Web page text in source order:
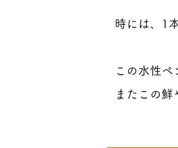
時には、1
この水性ペ
またこの鮮